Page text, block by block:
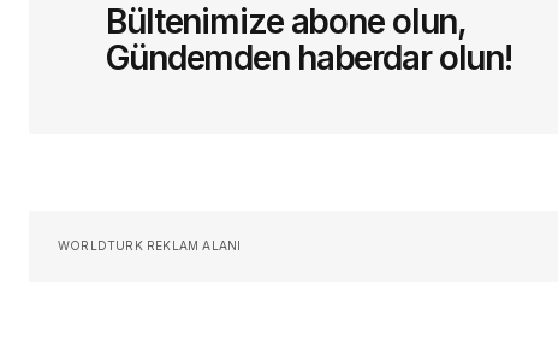
Yorum*
Bültenimize abone olun,
Gündemden haberdar olun!
WORLDTURK REKLAM ALANI